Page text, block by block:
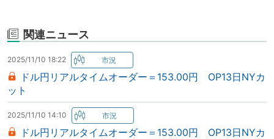
関連ニュース
2025/11/10 18:22
ドル円リアルタイムオーダー＝153.00円 OP13日NYカ
ット
2025/11/10 14:10
ドル円リアルタイムオーダー＝153.00円 OP13日NYカ